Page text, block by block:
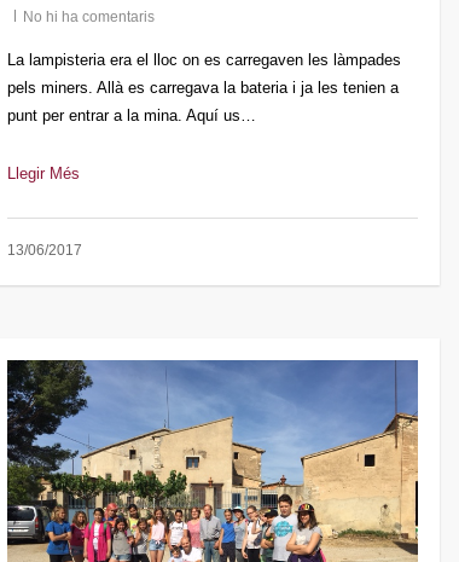
No hi ha comentaris
La lampisteria era el lloc on es carregaven les làmpades
pels miners. Allà es carregava la bateria i ja les tenien a
punt per entrar a la mina. Aquí us…
Llegir Més
13/06/2017